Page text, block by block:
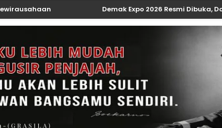
Demak Expo 2026 Resmi Dibuka, Dorong